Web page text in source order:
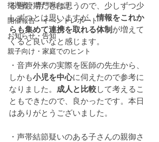
指導者・専門職向け
開催報告・イベントレポート
お知らせ・告知
親子向け・家庭でのヒント
る過渡期だとは思うので、少しずつ少
しずつとは思いますが、情報をこれか
らも集めて連携を取れる体制 が増えて
くると良いなと感じます。
・音声外来の実際を医師の先生から、
しかも小児を中心に伺えたので参考に
なりました。 成人と比較して考えるこ
ともできたので、良かったです。本日
はありがとうございました。
・声帯結節疑いのある子さんの親御さ